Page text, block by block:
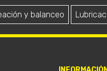
y balanceo